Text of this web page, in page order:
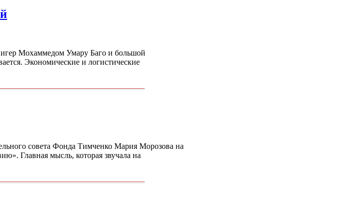
Мохаммедом Умару Баго и большой
Экономические и логистические
совета Фонда Тимченко Мария Морозова на
Главная мысль, которая звучала на